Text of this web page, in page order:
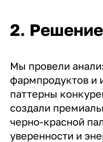
2. Решение
Мы провели
фармпродуктов и
паттерны
создали
черно-красной
уверенности и